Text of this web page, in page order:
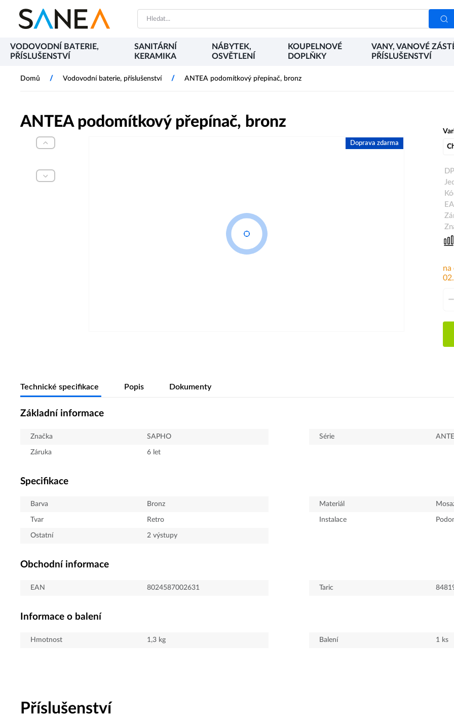
VODOVODNÍ BATERIE,
PŘÍSLUŠENSTVÍ
SANITÁRNÍ
KERAMIKA
NÁBYTEK,
OSVĚTLENÍ
KOUPELNOVÉ
DOPLŇKY
VANY, VANOVÉ
PŘÍSLUŠENSTVÍ
Domů / Vodovodní baterie, příslušenství / ANTEA podomítkový přepínač, bronz
ANTEA podomítkový přepínač, bronz
Doprava zdarma
na
–
Technické specifikace Popis Dokumenty
Základní informace
Značka SAPHO Série
Záruka 6 let
Specifikace
Barva Bronz Materiál
Tvar Retro Instalace
Ostatní 2 výstupy
Obchodní informace
EAN 8024587002631 Taric
Informace o balení
Hmotnost 1,3 kg Balení 1 ks
Příslušenství